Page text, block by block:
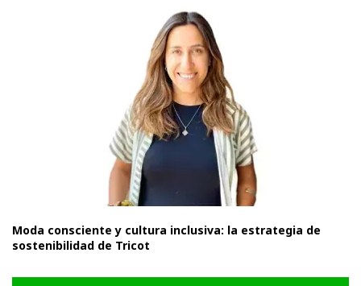
Moda consciente y cultura inclusiva: la estrategia de
sostenibilidad de Tricot